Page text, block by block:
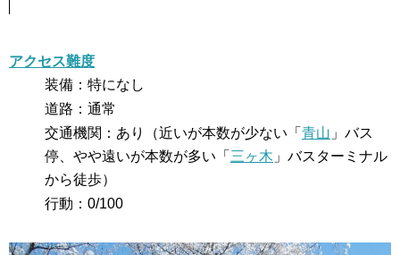
アクセス難度
装備：特になし
道路：通常
交通機関：あり（近いが本数が少ない「 青山 」バス
停、やや遠いが本数が多い「 三ヶ木 」バスターミナル
から徒歩）
行動：0/100